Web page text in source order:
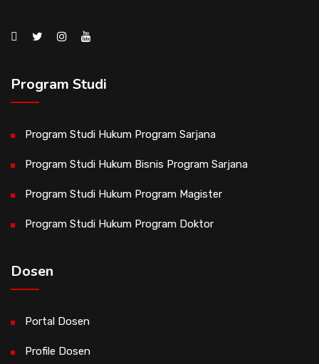
Program Studi
Program Studi Hukum Program Sarjana
Program Studi Hukum Bisnis Program Sarjana
Program Studi Hukum Program Magister
Program Studi Hukum Program Doktor
Dosen
Portal Dosen
Profile Dosen